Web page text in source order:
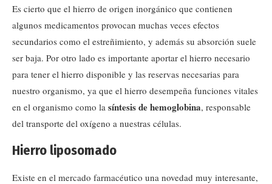
Es cierto que el hierro de origen inorgánico que contienen
algunos medicamentos provocan muchas veces efectos
secundarios como el estreñimiento, y además su absorción suele
ser baja. Por otro lado es importante aportar el hierro necesario
para tener el hierro disponible y las reservas necesarias para
nuestro organismo, ya que el hierro desempeña funciones vitales
en el organismo como la síntesis de hemoglobina, responsable
del transporte del oxígeno a nuestras células.
Hierro liposomado
Existe en el mercado farmacéutico una novedad muy interesante,